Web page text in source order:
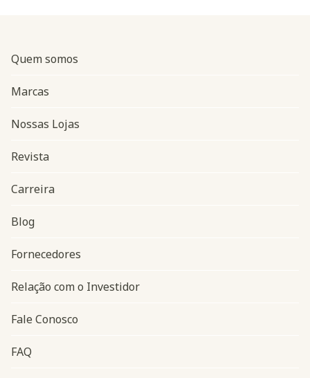
Navegação do rodapé
Quem somos
Marcas
Nossas Lojas
Revista
Carreira
Blog
Fornecedores
Relação com o Investidor
Fale Conosco
FAQ